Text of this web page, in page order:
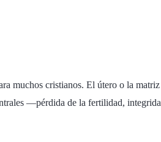
muchos cristianos. El útero o la
—pérdida de la fertilidad,